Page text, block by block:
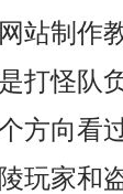
站制作
打怪队
方向看
玩家和